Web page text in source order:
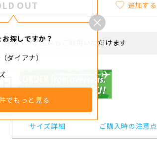
OUT
お探しですか？
ダイアナ）
でもっと見る
追加する
分割・リボ払いもご利用いただけます
サイズ詳細 ご購入時の注意点